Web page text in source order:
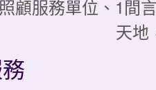
顧服務單位、1間
天地